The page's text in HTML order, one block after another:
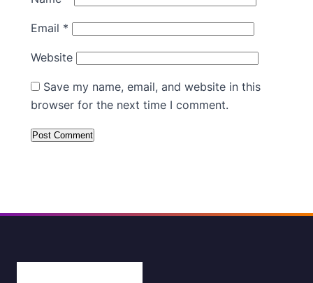
Email *
Website
Save my name, email, and website in this
browser for the next time I comment.